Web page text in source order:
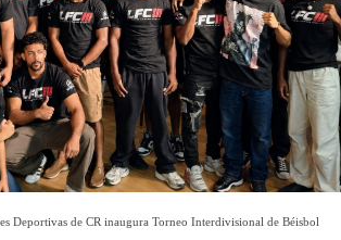
Deportivas de CR inaugura Torneo Interdivisional de Béisbol